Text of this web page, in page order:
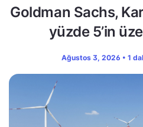
Goldman Sachs,
yüzde 5’in
Ağustos 3, 2026 • 1